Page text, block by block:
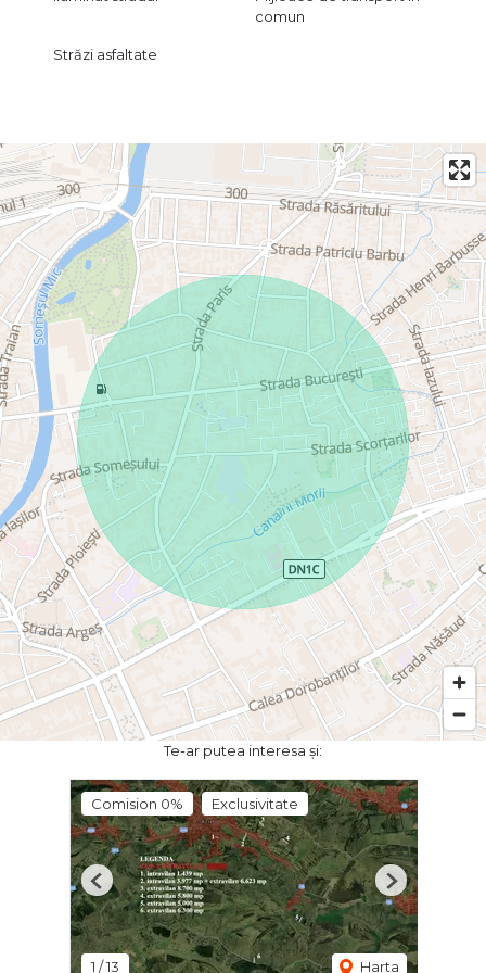
comun
Străzi asfaltate
Te-ar putea interesa și:
Comision 0% Exclusivitate
1 /13 Harta
Previous Next